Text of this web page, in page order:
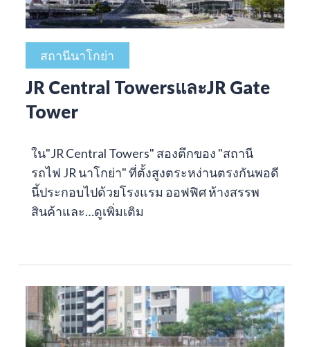
สถานีนาโกย่า
JR Central TowersและJR Gate
Tower
ใน"JR Central Towers" สองตึกของ "สถานี
รถไฟ JR นาโกย่า" ที่ตั้งสูงตระหง่านตรงกันพอดี
นี้ประกอบไปด้วยโรงแรม ออฟฟิศ ห้างสรรพ
สินค้าและ…ดูเพิ่มเติม